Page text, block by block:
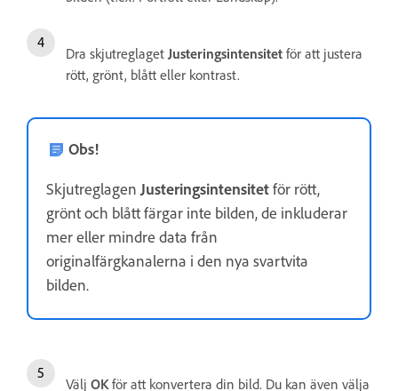
Dra skjutreglaget Justeringsintensitet för att justera
rött, grönt, blått eller kontrast.
Obs!
Skjutreglagen Justeringsintensitetför rött,
grönt och blått färgar inte bilden, de inkluderar
mer eller mindre data från
originalfärgkanalerna i den nya svartvita
bilden.
Välj OK för att konvertera din bild. Du kan även välja